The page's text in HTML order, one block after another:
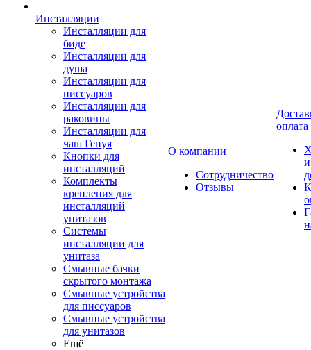
Инсталляции
Инсталляции для
биде
Инсталляции для
душа
Инсталляции для
писсуаров
Инсталляции для
раковины
Инсталляции для
чаш Генуя
Кнопки для
инсталляций
Комплекты
крепления для
инсталляций
унитазов
Системы
инсталляции для
унитаза
Смывные бачки
скрытого монтажа
Смывные устройства
для писсуаров
Смывные устройства
для унитазов
Ещё
О компании
Сотрудничество
Отзывы
оплата
и